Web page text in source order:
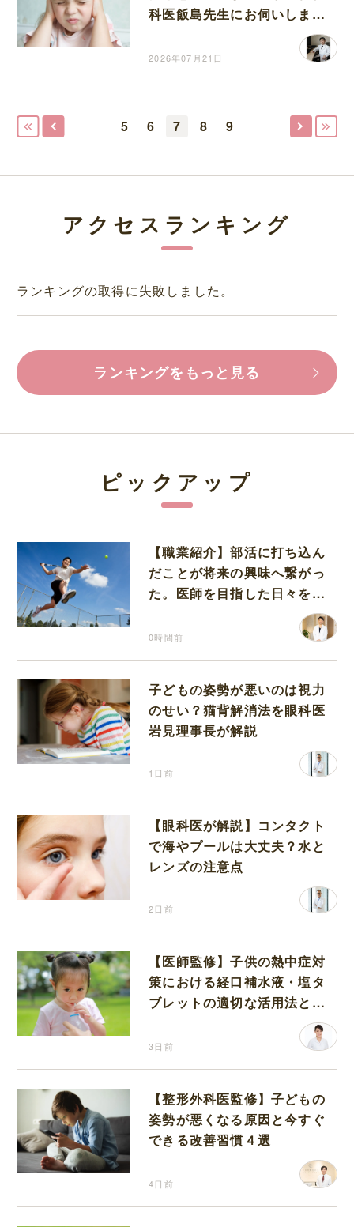
科医飯島先生にお伺いしまし
2026年07月21日
5 6 7 8 9
アクセスランキング
ランキングの取得に失敗しました。
ランキングをもっと見る
ピックアップ
【職業紹介】部活に打ち込ん
だことが将来の興味へ繋がっ
た。医師を目指した日々を振
0時間前
子どもの姿勢が悪いのは視力
のせい？猫背解消法を眼科医
岩見理事長が解説
1日前
【眼科医が解説】コンタクト
で海やプールは大丈夫？水と
レンズの注意点
2日前
【医師監修】子供の熱中症対
策における経口補水液・塩タ
ブレットの適切な活用法と水
3日前
【整形外科医監修】子どもの
姿勢が悪くなる原因と今すぐ
できる改善習慣４選
4日前